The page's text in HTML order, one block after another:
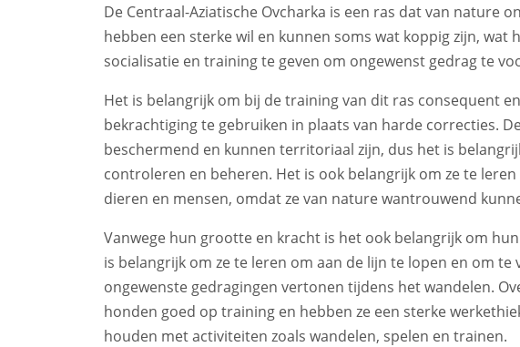
De Centraal-Aziatische Ovcharka is een ras dat van nature
hebben een sterke wil en kunnen soms wat koppig zijn, wat
socialisatie en training te geven om ongewenst gedrag te
Het is belangrijk om bij de training van dit ras consequent
bekrachtiging te gebruiken in plaats van harde correcties.
beschermend en kunnen territoriaal zijn, dus het is
controleren en beheren. Het is ook belangrijk om ze te
dieren en mensen, omdat ze van nature wantrouwend
Vanwege hun grootte en kracht is het ook belangrijk om
is belangrijk om ze te leren om aan de lijn te lopen en om
ongewenste gedragingen vertonen tijdens het wandelen.
honden goed op training en hebben ze een sterke
houden met activiteiten zoals wandelen, spelen en trainen.